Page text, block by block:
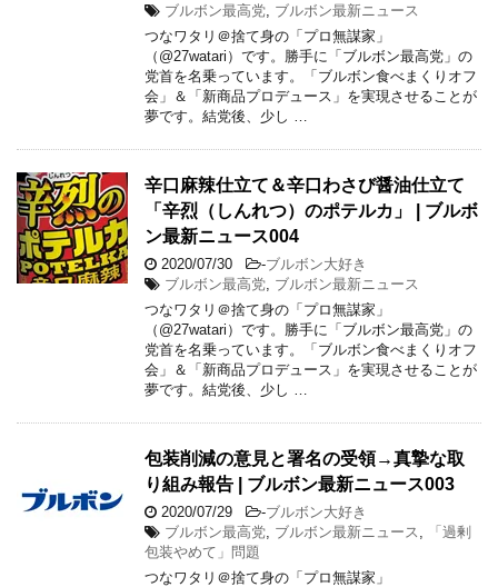
ブルボン最高党 ブルボン最新ニュース
つなワタリ＠捨て身の「プロ無謀家」
（@27watari）です。勝手に「ブルボン最高党」の
党首を名乗っています。「ブルボン食べまくりオフ
会」＆「新商品プロデュース」を実現させることが
夢です。結党後、少し …
辛口麻辣仕立て＆辛口わさび醤油仕立て
「辛烈（しんれつ）のポテルカ」 | ブルボ
ン最新ニュース004
2020/07/30 -ブルボン大好き
ブルボン最高党 ブルボン最新ニュース
つなワタリ＠捨て身の「プロ無謀家」
（@27watari）です。勝手に「ブルボン最高党」の
党首を名乗っています。「ブルボン食べまくりオフ
会」＆「新商品プロデュース」を実現させることが
夢です。結党後、少し …
包装削減の意見と署名の受領→真摯な取
り組み報告 | ブルボン最新ニュース003
2020/07/29 -ブルボン大好き
ブルボン最高党 ブルボン最新ニュース
「過剰
包装やめて」問題
つなワタリ＠捨て身の「プロ無謀家」